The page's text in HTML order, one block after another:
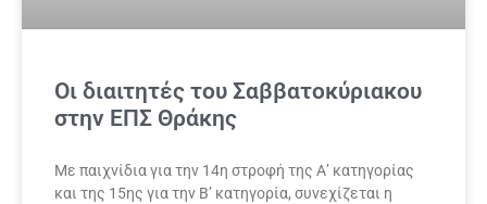
Οι διαιτητές του Σαββατοκύριακου
στην ΕΠΣ Θράκης
Με παιχνίδια για την 14η στροφή της Α’ κατηγορίας
και της 15ης για την Β’ κατηγορία, συνεχίζεται η